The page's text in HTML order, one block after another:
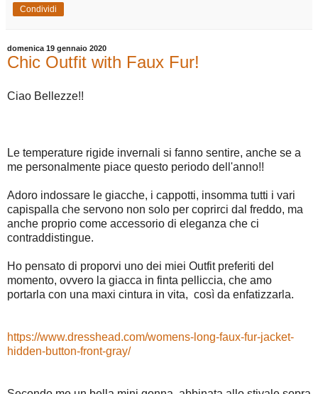
Condividi
domenica 19 gennaio 2020
Chic Outfit with Faux Fur!
Ciao Bellezze!!
Le temperature rigide invernali si fanno sentire, anche se a
me personalmente piace questo periodo dell'anno!!
Adoro indossare le giacche, i cappotti, insomma tutti i vari
capispalla che servono non solo per coprirci dal freddo, ma
anche proprio come accessorio di eleganza che ci
contraddistingue.
Ho pensato di proporvi uno dei miei Outfit preferiti del
momento, ovvero la giacca in finta pelliccia, che amo
portarla con una maxi cintura in vita, così da enfatizzarla.
https://www.dresshead.com/womens-long-faux-fur-jacket-
hidden-button-front-gray/